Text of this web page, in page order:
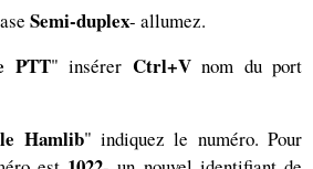
Semi-duplex- allumez.
PTT" insérer Ctrl+Vnom du port
Hamlib" indiquez le numéro. Pour